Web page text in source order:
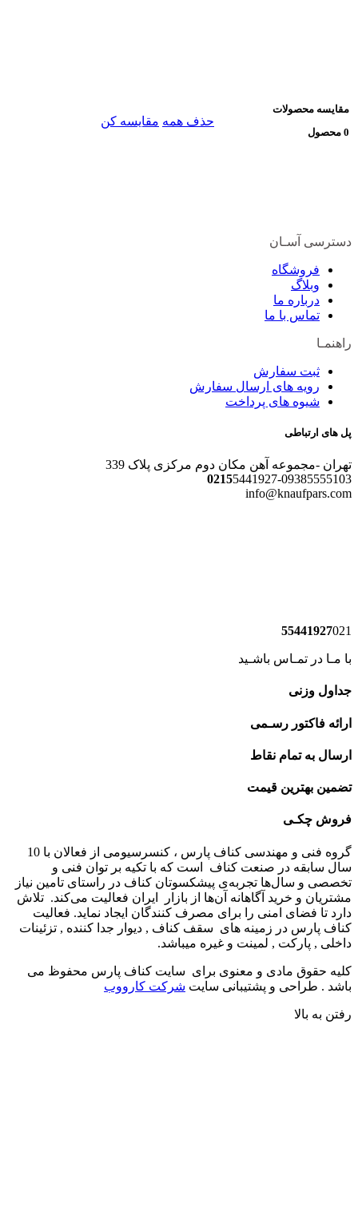
محصولات
حذف همه مقایسه کن
آسـان
فروشگاه
وبلاگ
درباره ما
تماس با ما
ثبت سفارش
رویه های ارسال سفارش
شیوه های پرداخت
های ارتباطی
-مجموعه آهن مکان دوم مرکزی پلاک 339
02155441927-
55441927
مـا در تمـاس باشـید
وزنی
فاکتور رسـمی
به تمام نقاط
بهترین قیمت
چکـی
گروه فنی و مهندسی کناف پارس ، کنسرسیومی از فعالان با 10
سابقه در صنعت کناف است که با تکیه بر توان فنی و
و سال‌ها تجربه‌ی پیشکسوتان کناف در راستای تامین نیاز
و خرید آگاهانه آن‌ها از بازار ایران فعالیت می‌کند. تلاش
تا فضای امنی را برای مصرف کنندگان ایجاد نماید. فعالیت
پارس در زمینه های سقف کناف , دیوار جدا کننده , تزئینات
, پارکت , لمینت و غیره میباشد.
حقوق مادی و معنوی برای سایت کناف پارس محفوظ می
. طراحی و پشتیبانی سایتشرکت کارووب
به بالا